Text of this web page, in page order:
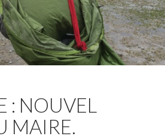
NOUVEL
MAIRE.